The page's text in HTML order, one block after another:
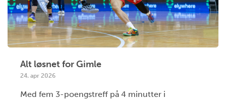
Alt løsnet for Gimle
24. apr 2026
Med fem 3-poengstreff på 4 minutter i